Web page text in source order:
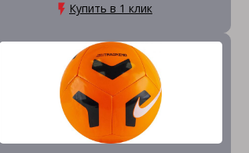
Купить в 1 клик